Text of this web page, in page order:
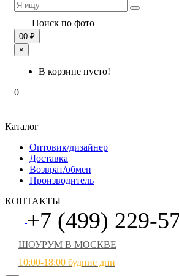
Поиск по фото
00 ₽
×
В корзине пусто!
0
Каталог
Оптовик/дизайнер
Доставка
Возврат/обмен
Производитель
КОНТАКТЫ
+7 (499) 229-
ШОУРУМ В МОСКВЕ
10:00-18:00 будние дни